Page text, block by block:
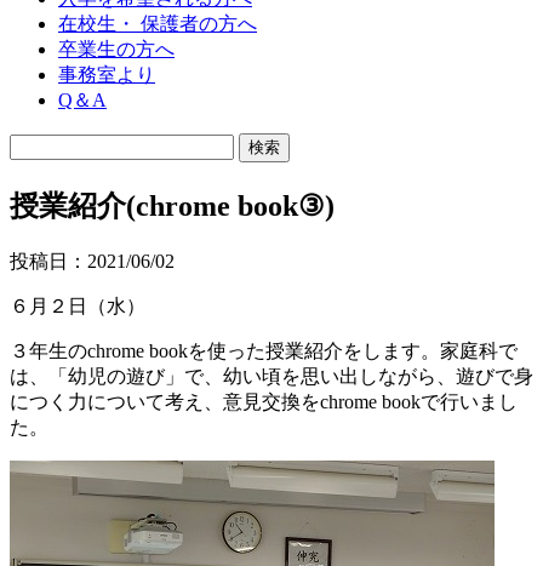
在校生・ 保護者の方へ
卒業生の方へ
事務室より
Q＆A
授業紹介(chrome book③)
投稿日：2021/06/02
６月２日（水）
３年生のchrome bookを使った授業紹介をします。家庭科で
は、「幼児の遊び」で、幼い頃を思い出しながら、遊びで身
につく力について考え、意見交換をchrome bookで行いまし
た。